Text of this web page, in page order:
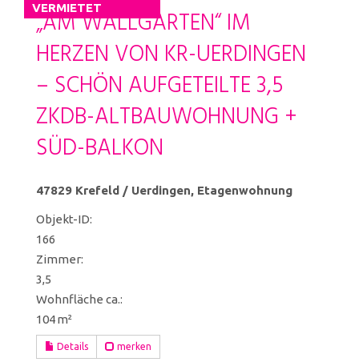
VERMIETET
„AM WALLGARTEN“ IM
HERZEN VON KR-UERDINGEN
– SCHÖN AUFGETEILTE 3,5
ZKDB-ALTBAUWOHNUNG +
SÜD-BALKON
47829 Krefeld / Uerdingen, Etagenwohnung
Objekt-ID:
166
Zimmer:
3,5
Wohnfläche ca.:
104 m²
Details merken